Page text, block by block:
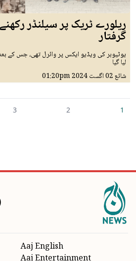
ریلورے ٹریک پر سیلنڈر رکھنے
گرفتار
یوٹیوبر کی ویڈیو ایکس پر وائرل تھی، جس کے
لیا گیا
شائع02 اگست 2024 01:20pm
1
2
3
Aaj English